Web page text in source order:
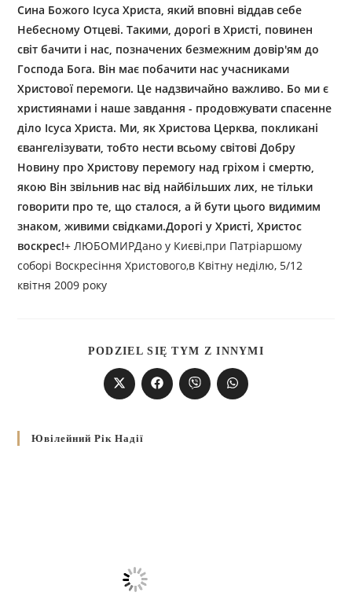
Сина Божого Ісуса Христа, який вповні віддав себе
Небесному Отцеві. Такими, дорогі в Христі, повинен
світ бачити і нас, позначених безмежним довір'ям до
Господа Бога. Він має побачити нас учасниками
Христової перемоги. Це надзвичайно важливо. Бо ми є
християнами і наше завдання - продовжувати спасенне
діло Ісуса Христа. Ми, як Христова Церква, покликані
євангелізувати, тобто нести всьому світові Добру
Новину про Христову перемогу над гріхом і смертю,
якою Він звільнив нас від найбільших лих, не тільки
говорити про те, що сталося, а й бути цього видимим
знаком, живими свідками.Дорогі у Христі, Христос
воскрес!+ ЛЮБОМИРДано у Києві,при Патріаршому
соборі Воскресіння Христового,в Квітну неділю, 5/12
квітня 2009 року
PODZIEL SIĘ TYM Z INNYMI
Ювілейний Рік Надії